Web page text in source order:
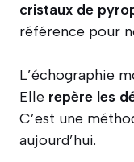
cristaux de
référence pour
L’échographie
Elle repère les
C’est une
aujourd’hui.